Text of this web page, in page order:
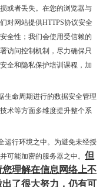
或者丢失。在您的浏览器与
对网站提供HTTPS协议安全
全性；我们会使用受信赖的
访问控制机制，尽力确保只
全和隐私保护培训课程，加
生命周期进行的数据安全管理
术等方面多维度提升整个系
运行环境之中。为避免未经授
可能加密的服务器之中。 但
理解在信息网络上不
了很大努力，仍有可